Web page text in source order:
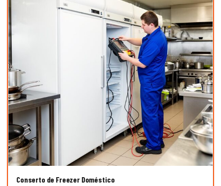
Conserto de Freezer Doméstico